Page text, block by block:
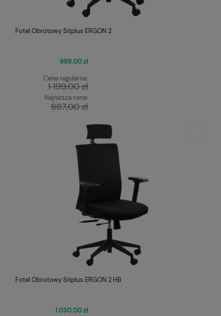
Fotel Obrotowy Sitplus ERGON 2
999,00 zł
Cena regularna:
1 199,00 zł
Najniższa cena:
687,00 zł
Fotel Obrotowy Sitplus ERGON 2 HB
1 030,00 zł